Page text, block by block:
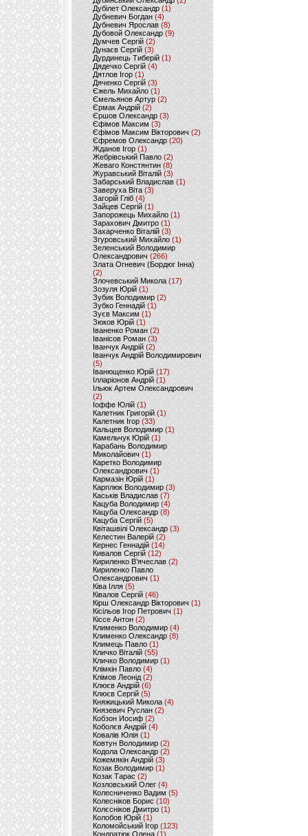
Дубілет Олександр (1)
Дубневич Богдан (4)
Дубневич Ярослав (8)
Дубовой Олександр(9)
Думчев Сергій (2)
Дунаєв Сергій(3)
Дурдинець Тиберій (1)
Дядечко Сергій (4)
Дятлов Ігор (1)
Дяченко Сергій (3)
Єжель Михайло (1)
Ємельянов Артур (2)
Єрмак Андрій (2)
Єршов Олександр (3)
Єфімов Максим (3)
Єфімов Максим Вікторович (2)
Єфремов Олександр (20)
Жданов Ігор (1)
Жебрівський Павло (2)
Жеваго Констянтин (8)
Журавський Віталій (3)
Забарський Владислав (1)
Заверуха Віта (3)
Загорій Гліб (4)
Зайцев Сергій(1)
Запорожець Михайло (1)
Зарахович Дмитро (1)
Захарченко Віталій (3)
Згуровський Михайло (1)
Зеленський Володимир
Олександрович (266)
Злата Огневич (Бордюг Інна)
(2)
Злочевський Микола(17)
Зозуля Юрій (1)
Зубик Володимир (2)
Зубко Геннадій (1)
Зуєв Максим(1)
Зюков Юрій (1)
Іваненко Роман (2)
Іванісов Роман (3)
Іванчук Андрій(2)
Іванчук Андрій Володимирович
(5)
Іванющенко Юрій (17)
Ілларіонов Андрій (1)
Ільюк Артем Олександрович
(2)
Іоффе Юлій (1)
Калетник Григорій(1)
Калетник Ігор (33)
Кальцев Володимир(1)
Камельчук Юрій (1)
Карабань Володимир
Миколайович (1)
Каретко Володимир
Олександрович (1)
Кармазін Юрій(1)
Карплюк Володимир(3)
Каськів Владислав (7)
Кацуба Володимир (4)
Кацуба Олександр (8)
Кацуба Сергій (5)
Квіташвілі Олександр(3)
Келестин Валерій(2)
Кернес Геннадій (14)
Кивалов Сергій (12)
Кириленко В’ячеслав (2)
Кириленко Павло
Олександрович (1)
Ківа Ілля (5)
Ківалов Сергій(46)
Кірш Олександр Вікторович (1)
Кісільов Ігор Петрович (1)
Кіссе Антон (2)
Клименко Володимир(4)
Клименко Олександр (8)
Климець Павло (1)
Кличко Віталій(55)
Кличко Володимир (1)
Клімкін Павло (4)
Клімов Леонід(2)
Клюєв Андрій(6)
Клюєв Сергій (5)
Княжицький Микола(4)
Князевич Руслан (2)
Кобзон Иосиф(2)
Коболєв Андрій (4)
Ковалів Юлія(1)
Ковтун Володимир (2)
Кодола Олександр (2)
Кожемякін Андрій (3)
Козак Володимир (1)
Козак Тарас (2)
Козловський Олег(4)
Колесниченко Вадим (5)
Колесніков Борис (10)
Колєсніков Дмитро (1)
Колобов Юрій (1)
Коломойський Ігор (123)
Кондратюк Олена(1)